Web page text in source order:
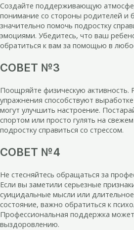
Создайте поддерживающую
понимание со стороны родителей и
значительно помочь подростку
эмоциями. Убедитесь, что ваш
обратиться к вам за помощью в
СОВЕТ №3
Поощряйте физическую активность.
упражнения способствуют
могут улучшить настроение.
спортом или просто гулять на
подростку справиться со стрессом.
СОВЕТ №4
Не стесняйтесь обращаться за
Если вы заметили серьезные
суицидальные мысли или
состояние, важно обратиться к
Профессиональная поддержка
выздоровлению.